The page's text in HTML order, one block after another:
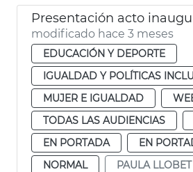
modificado hace 3 meses
EDUCACIÓN Y DEPORTE
IGUALDAD Y POLÍTICAS
MUJER E IGUALDAD
TODAS LAS AUDIENCIAS
EN PORTADA
EN
NORMAL
PAULA LLOBET